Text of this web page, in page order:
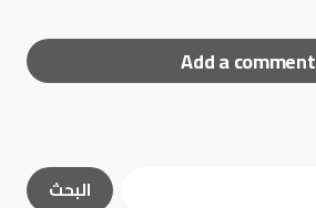
Add a comment
الحقول الإلزاميةالبحث